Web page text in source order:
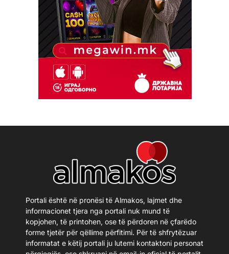
Portali është në pronësi të Almakos, lajmet dhe
informacionet tjera nga portali nuk mund të
kopjohen, të printohen, ose të përdoren në çfarëdo
forme tjetër për qëllime përfitimi. Për të shfrytëzuar
informatat e këtij portali ju lutemi kontaktoni personat